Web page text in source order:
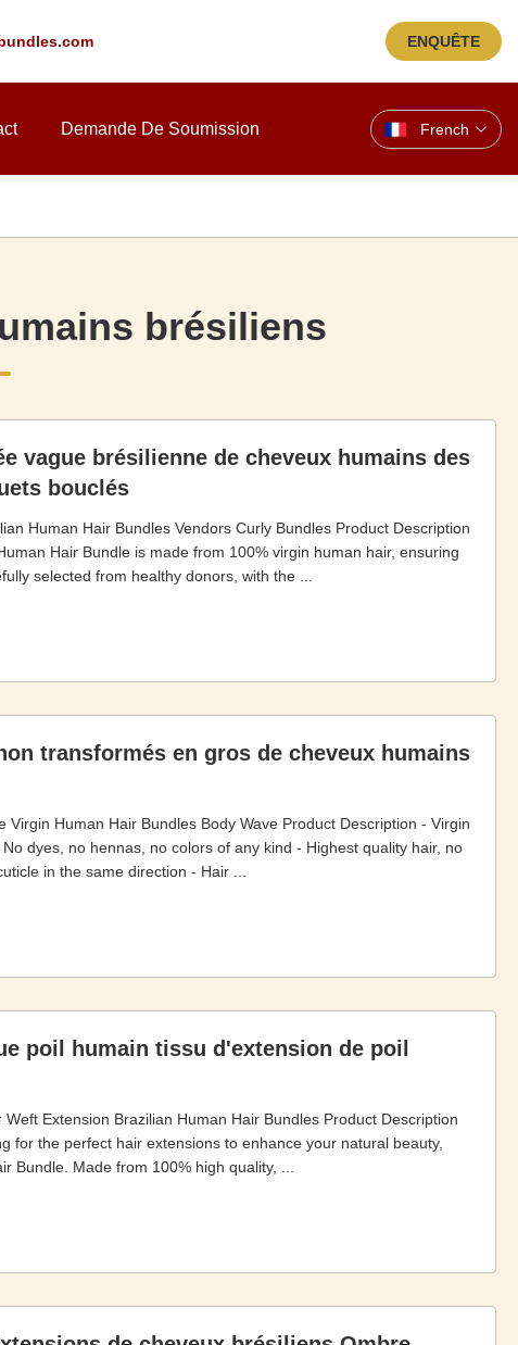
ENQUÊTE
Demande De Soumission French
brésiliens
vague brésilienne de cheveux humains des
bouclés
Human Hair Bundles Vendors Curly Bundles Product Description
Hair Bundle is made from 100% virgin human hair, ensuring
selected from healthy donors, with the ...
transformés en gros de cheveux humains
Virgin Human Hair Bundles Body Wave Product Description - Virgin
dyes, no hennas, no colors of any kind - Highest quality hair, no
in the same direction - Hair ...
poil humain tissu d'extension de poil
Extension Brazilian Human Hair Bundles Product Description
for the perfect hair extensions to enhance your natural beauty,
Bundle. Made from 100% high quality, ...